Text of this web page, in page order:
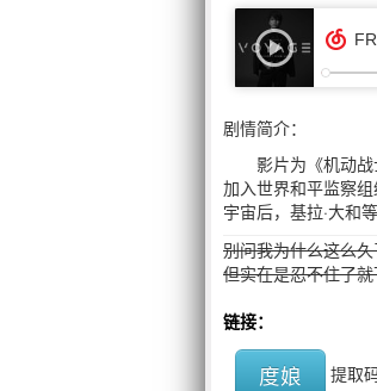
剧情简介：
影片为《机动
加入世界和平监察
宇宙后，基拉·大和
别问我为什么这么
但实在是忍不住了
链接：
度娘 提取